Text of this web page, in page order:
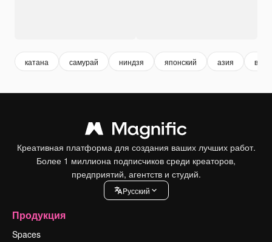
катана самурай ниндзя японский азия воин
Креативная платформа для создания ваших лучших работ.
Более 1 миллиона подписчиков среди креаторов,
предприятий, агентств и студий.
Pусский
Продукция
Spaces